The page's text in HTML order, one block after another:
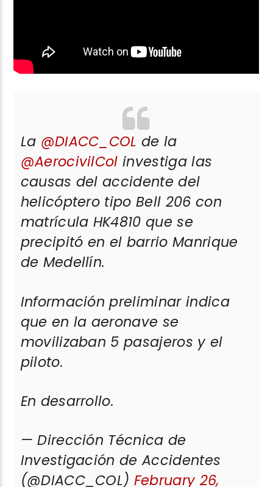
La @DIACC_COL de la
@AerocivilCol investiga las
causas del accidente del
helicóptero tipo Bell 206 con
matrícula HK4810 que se
precipitó en el barrio Manrique
de Medellín.
Información preliminar indica
que en la aeronave se
movilizaban 5 pasajeros y el
piloto.
En desarrollo.
— Dirección Técnica de
Investigación de Accidentes
(@DIACC_COL) February 26,